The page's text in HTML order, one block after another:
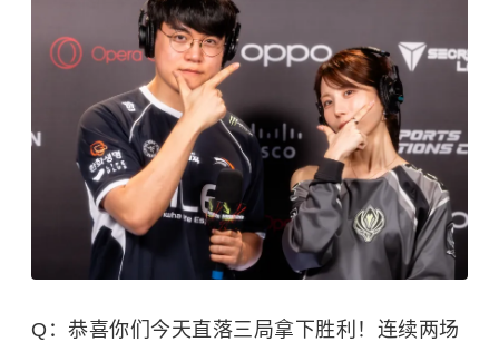
Q：恭喜你们今天直落三局拿下胜利！连续两场